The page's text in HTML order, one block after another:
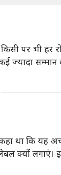
पर भी हर
कि यह अच्छा
क्यों